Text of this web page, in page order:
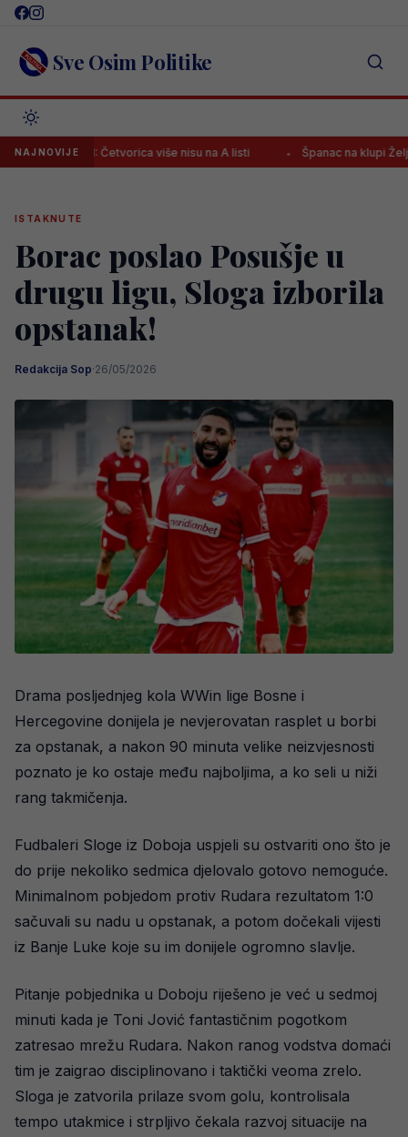
Skip
content Sve Osim Politike
NAJNOVIJE
BiH: Četvorica više nisu na A listi Španac na klupi Željezničara
ISTAKNUTE
Borac poslao Posušje u
drugu ligu, Sloga izborila
opstanak!
Redakcija Sop·26/05/2026
Drama posljednjeg kola WWin lige Bosne i
Hercegovine donijela je nevjerovatan rasplet u borbi
za opstanak, a nakon 90 minuta velike neizvjesnosti
poznato je ko ostaje među najboljima, a ko seli u niži
rang takmičenja.
Fudbaleri Sloge iz Doboja uspjeli su ostvariti ono što je
do prije nekoliko sedmica djelovalo gotovo nemoguće.
Minimalnom pobjedom protiv Rudara rezultatom 1:0
sačuvali su nadu u opstanak, a potom dočekali vijesti
iz Banje Luke koje su im donijele ogromno slavlje.
Pitanje pobjednika u Doboju riješeno je već u sedmoj
minuti kada je Toni Jović fantastičnim pogotkom
zatresao mrežu Rudara. Nakon ranog vodstva domaći
tim je zaigrao disciplinovano i taktički veoma zrelo.
Sloga je zatvorila prilaze svom golu, kontrolisala
tempo utakmice i strpljivo čekala razvoj situacije na